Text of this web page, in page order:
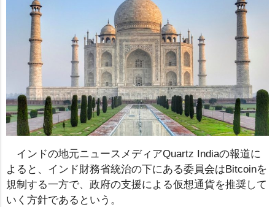
インドの地元ニュースメディアQuartz Indiaの報道に
よると、インド財務省統治の下にある委員会はBitcoinを
規制する一方で、政府の支援による仮想通貨を推奨して
いく方針であるという。